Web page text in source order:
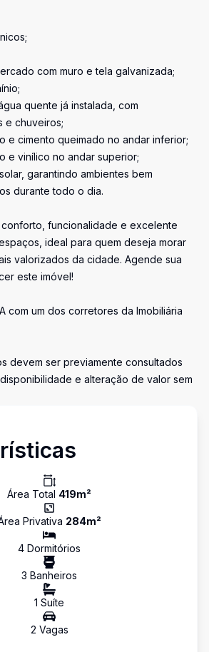
com muro e tela galvanizada;
quente já instalada, com
e chuveiros;
e cimento queimado no andar inferior;
e vinílico no andar superior;
garantindo ambientes bem
durante todo o dia.
funcionalidade e excelente
ideal para quem deseja morar
valorizados da cidade. Agende sua
este imóvel!
com um dos corretores da Imobiliária
devem ser previamente consultados
e alteração de valor sem
Área Total 419m²
Privativa 284m²
4 Dormitórios
3 Banheiros
1 Suíte
2 Vagas